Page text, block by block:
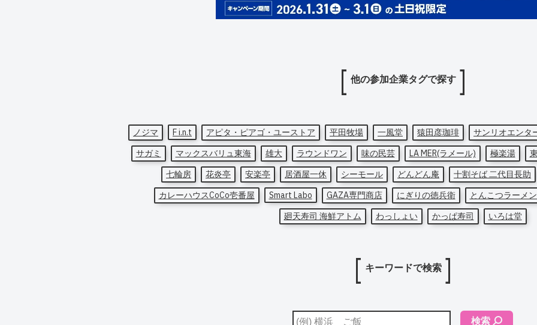
他の参加企業タグで探す
ノジマ F i.n.t アピタ・ピアゴ・ユーストア 平田牧場 一風堂 猿田彦珈琲
サンリオエンタ
サガミ
マックスバリュ東海 雄大 ラウンドワン 味の民芸 LA MER(ラメール) 極楽湯
七輪房
花炎亭 安楽亭 居酒屋一休 シーモール どんどん庵
十割そば 二代目長助
カレーハウスCoCo壱番屋
Smart Labo GAZA専門商店 にぎりの徳兵衛
とんこつラーメ
廻天寿司 海鮮アトム
わっしょい かっぱ寿司 いろは堂
キーワードで検索
検索